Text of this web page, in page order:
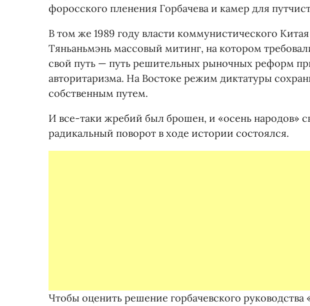
форосского пленения Горбачева и камер для
В том же 1989 году власти коммунистического
Тяньаньмэнь массовый митинг, на котором
свой путь — путь решительных рыночных реформ
авторитаризма. На Востоке режим диктатуры
собственным путем.
И все-таки жребий был брошен, и «осень народов»
радикальный поворот в ходе истории состоялся.
Чтобы оценить решение горбачевского руководства